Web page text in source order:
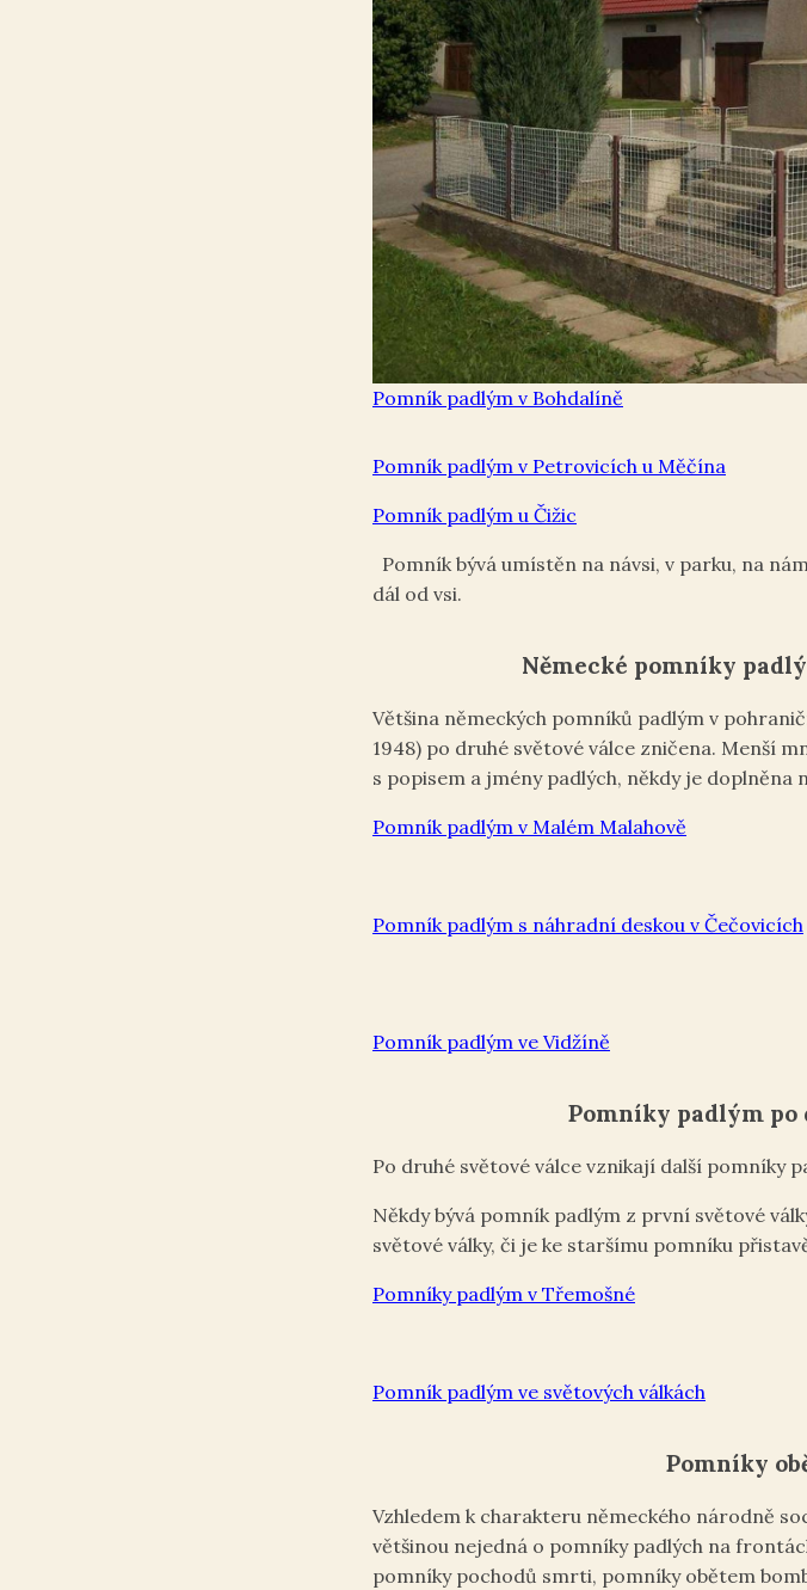
Pomník padlým v Bohdalíně
Pomník padlým v Petrovicích u Měčína
Pomník padlým u Čižic
Pomník bývá umístěn na návsi, v parku, na
dál od vsi.
Německé pomníky
Většina německých pomníků padlým v
1948) po druhé světové válce zničena. Menší
s popisem a jmény padlých, někdy je doplněna
Pomník padlým v Malém Malahově
Pomník padlým s náhradní deskou v Čečovicích
Pomník padlým ve Vidžíně
Pomníky padlým po
Po druhé světové válce vznikají další pomníky
Někdy bývá pomník padlým z první světové
světové války, či je ke staršímu pomníku
Pomníky padlým v Třemošné
Pomník padlým ve světových válkách
Pomníky
Vzhledem k charakteru německého národně
většinou nejedná o pomníky padlých na
pomníky pochodů smrti, pomníky obětem